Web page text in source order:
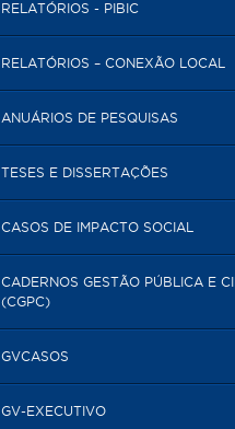
RELATÓRIOS - PIBIC
RELATÓRIOS – CONEXÃO LOCAL
ANUÁRIOS DE PESQUISAS
TESES E DISSERTAÇÕES
CASOS DE IMPACTO SOCIAL
CADERNOS GESTÃO PÚBLICA E
(CGPC)
GVCASOS
GV-EXECUTIVO